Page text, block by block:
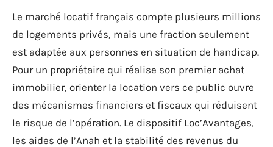
Le marché locatif français compte plusieurs millions
de logements privés, mais une fraction seulement
est adaptée aux personnes en situation de handicap.
Pour un propriétaire qui réalise son premier achat
immobilier, orienter la location vers ce public ouvre
des mécanismes financiers et fiscaux qui réduisent
le risque de l’opération. Le dispositif Loc’Avantages,
les aides de l’Anah et la stabilité des revenus du